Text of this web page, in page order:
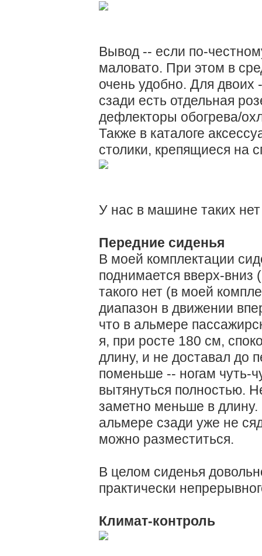
Вывод -- если по-
маловато. При этом в
очень удобно. Для
сзади есть отдельная
дефлекторы обогрева/
Также в каталоге
столики, крепящиеся на
У нас в машине таких
Передние сиденья
В моей комплектации
поднимается вверх-
такого нет (в моей
диапазон в движении
что в альмере
я, при росте 180 см,
длину, и не доставал до
поменьше -- ногам чуть-
вытянуться полностью.
заметно меньше в
альмере сзади уже не
можно разместиться.
В целом сиденья
практически
Климат-контроль